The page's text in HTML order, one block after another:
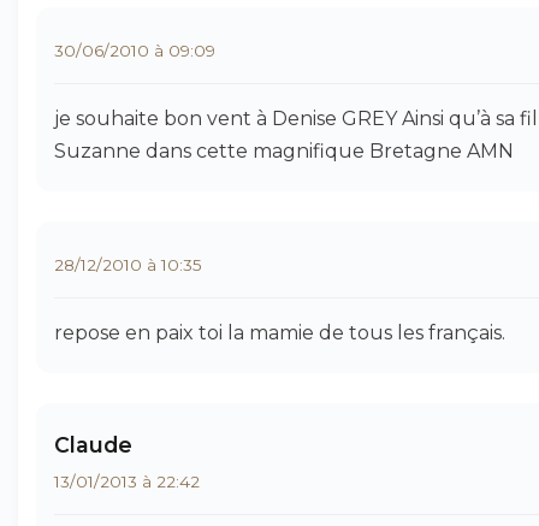
30/06/2010 à 09:09
je souhaite bon vent à Denise GREY Ainsi qu’à sa
Suzanne dans cette magnifique Bretagne AMN
28/12/2010 à 10:35
repose en paix toi la mamie de tous les français.
Claude
13/01/2013 à 22:42